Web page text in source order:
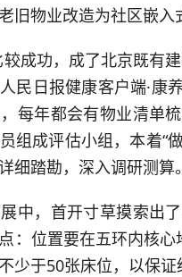
旧物业改造为社区嵌入
成功，成了北京既有
民日报健康客户端·康
每年都会有物业清单
组成评估小组，本着“
细踏勘，深入调研测算。
中，首开寸草摸索出
：位置要在五环内核
少于50张床位，以保证